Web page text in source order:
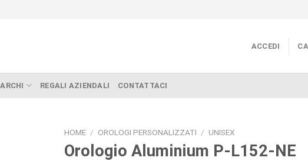
ACCEDI
REGALI AZIENDALI CONTATTACI
HOME / OROLOGI PERSONALIZZATI / UNISEX
Orologio Aluminium P-L152-NE